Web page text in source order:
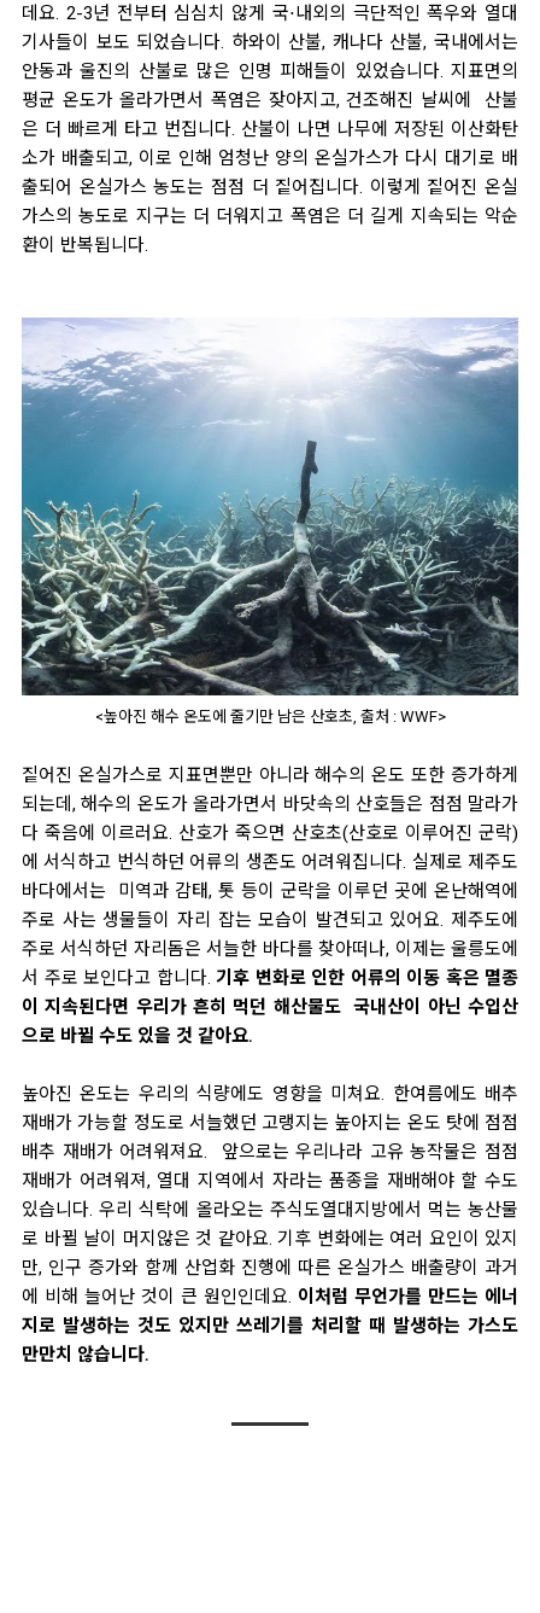
데요. 2-3년 전부터 심심치 않게 국⋅내외의 극단적인 폭우와 열대
기사들이 보도 되었습니다. 하와이 산불, 캐나다 산불, 국내에서는
안동과 울진의 산불로 많은 인명 피해들이 있었습니다. 지표면의
평균 온도가 올라가면서 폭염은 잦아지고, 건조해진 날씨에 산불
은 더 빠르게 타고 번집니다. 산불이 나면 나무에 저장된 이산화탄
소가 배출되고, 이로 인해 엄청난 양의 온실가스가 다시 대기로 배
출되어 온실가스 농도는 점점 더 짙어집니다. 이렇게 짙어진 온실
가스의 농도로 지구는 더 더워지고 폭염은 더 길게 지속되는 악순
환이 반복됩니다.
<높아진 해수 온도에 줄기만 남은 산호초, 출처 : WWF>
짙어진 온실가스로 지표면뿐만 아니라 해수의 온도 또한 증가하게
되는데, 해수의 온도가 올라가면서 바닷속의 산호들은 점점 말라가
다 죽음에 이르러요. 산호가 죽으면 산호초(산호로 이루어진 군락)
에 서식하고 번식하던 어류의 생존도 어려워집니다. 실제로 제주도
바다에서는 미역과 감태, 톳 등이 군락을 이루던 곳에 온난해역에
주로 사는 생물들이 자리 잡는 모습이 발견되고 있어요. 제주도에
주로 서식하던 자리돔은 서늘한 바다를 찾아떠나, 이제는 울릉도에
서 주로 보인다고 합니다. 기후 변화로 인한 어류의 이동 혹은 멸종
이 지속된다면 우리가 흔히 먹던 해산물도 국내산이 아닌 수입산
으로 바뀔 수도 있을 것 같아요.
높아진 온도는 우리의 식량에도 영향을 미쳐요. 한여름에도 배추
재배가 가능할 정도로 서늘했던 고랭지는 높아지는 온도 탓에 점점
배추 재배가 어려워져요. 앞으로는 우리나라 고유 농작물은 점점
재배가 어려워져, 열대 지역에서 자라는 품종을 재배해야 할 수도
있습니다. 우리 식탁에 올라오는 주식도열대지방에서 먹는 농산물
로 바뀔 날이 머지않은 것 같아요. 기후 변화에는 여러 요인이 있지
만, 인구 증가와 함께 산업화 진행에 따른 온실가스 배출량이 과거
에 비해 늘어난 것이 큰 원인인데요. 이처럼 무언가를 만드는 에너
지로 발생하는 것도 있지만 쓰레기를 처리할 때 발생하는 가스도
만만치 않습니다.